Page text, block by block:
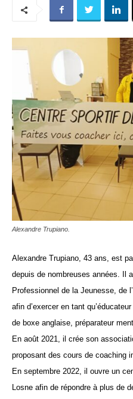
Alexandre Trupiano.
Alexandre Trupiano, 43 ans, est
depuis de nombreuses années. Il
Professionnel de la Jeunesse, de
afin d’exercer en tant
de boxe anglaise, préparateur
En août 2021, il crée son
proposant des cours de coaching
En septembre 2022, il ouvre un
Losne afin de répondre à plus de